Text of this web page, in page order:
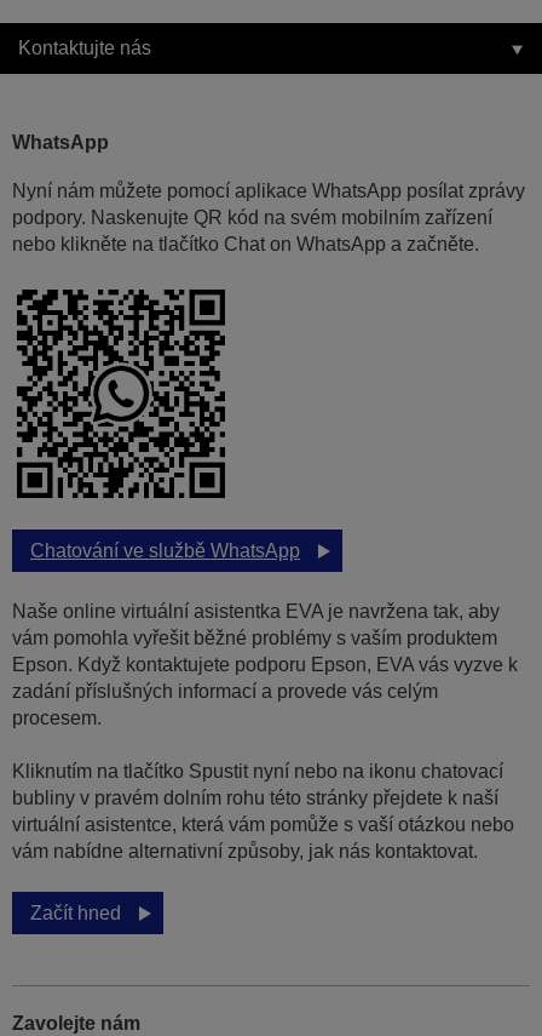
Kontaktujte nás
WhatsApp
Nyní nám můžete pomocí aplikace WhatsApp posílat zprávy
podpory. Naskenujte QR kód na svém mobilním zařízení
nebo klikněte na tlačítko Chat on WhatsApp a začněte.
Chatování ve službě WhatsApp
Naše online virtuální asistentka EVA je navržena tak, aby
vám pomohla vyřešit běžné problémy s vaším produktem
Epson. Když kontaktujete podporu Epson, EVA vás vyzve k
zadání příslušných informací a provede vás celým
procesem.
Kliknutím na tlačítko Spustit nyní nebo na ikonu chatovací
bubliny v pravém dolním rohu této stránky přejdete k naší
virtuální asistentce, která vám pomůže s vaší otázkou nebo
vám nabídne alternativní způsoby, jak nás kontaktovat.
Začít hned
Zavolejte nám